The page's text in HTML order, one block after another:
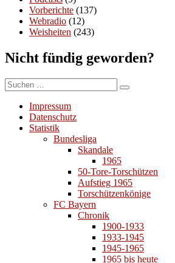
Vorberichte (137)
Webradio (12)
Weisheiten (243)
Nicht fündig geworden?
Suchen
nach:
Suchen
Impressum
Datenschutz
Statistik
Bundesliga
Skandale
1965
50-Tore-Torschützen
Aufstieg 1965
Torschützenkönige
FC Bayern
Chronik
1900-1933
1933-1945
1945-1965
1965 bis heute